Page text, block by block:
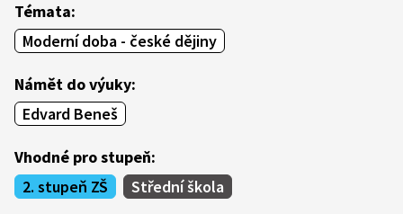
Témata:
Moderní doba - české dějiny
Námět do výuky:
Edvard Beneš
Vhodné pro stupeň:
2. stupeň ZŠ
Střední škola